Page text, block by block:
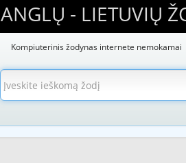
ANGLŲ - LIETUVIŲ
Kompiuterinis žodynas internete nemokamai